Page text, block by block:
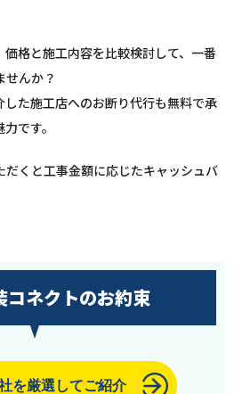
格と施工内容を比較検討して、一番
せんか？
た施工店へのお断り代行も無料で承
です。
だくと工事金額に応じたキャッシュバ
コネクトのお約束
を厳選してご紹介